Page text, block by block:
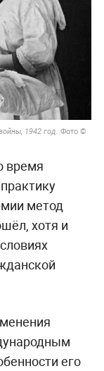
1942 год. Фото ©
время
метод
хотя и
его